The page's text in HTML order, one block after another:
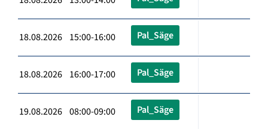
18.08.2026 15:00-16:00 Pal_Säge
18.08.2026 16:00-17:00 Pal_Säge
19.08.2026 08:00-09:00 Pal_Säge